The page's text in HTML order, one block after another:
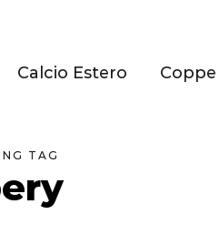
Calcio Estero Coppe
TAG